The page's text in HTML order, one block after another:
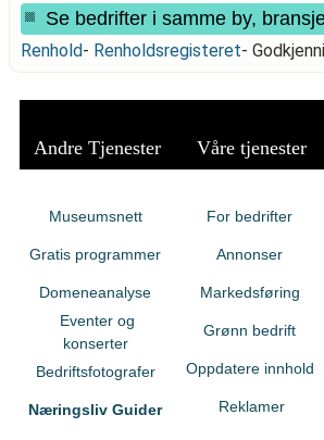
Se bedrifter i samme by,
Renhold- Renholdsregisteret-
Andre Tjenester Våre tjenester
Museumsnett
Gratis programmer
Domeneanalyse
Eventer og
konserter
Bedriftsfotografer
Næringsliv Guider
For bedrifter
Annonser
Markedsføring
Grønn bedrift
Oppdatere innhold
Reklamer